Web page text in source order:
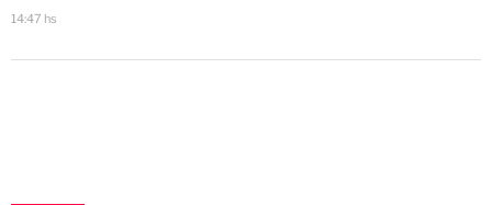
14:47 hs